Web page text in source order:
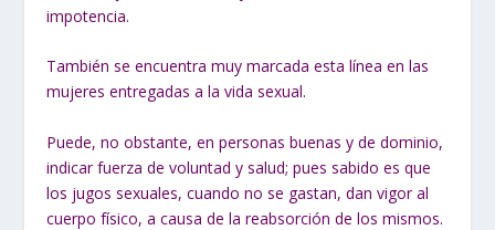
impotencia.
También se encuentra muy marcada esta línea en las
mujeres entregadas a la vida sexual.
Puede, no obstante, en personas buenas y de dominio,
indicar fuerza de voluntad y salud; pues sabido es que
los jugos sexuales, cuando no se gastan, dan vigor al
cuerpo físico, a causa de la reabsorción de los mismos.